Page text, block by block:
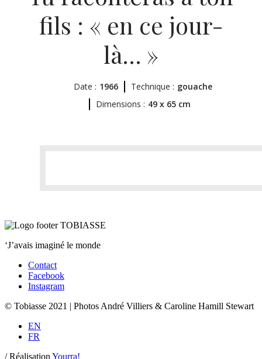
fils : « en ce jour-
là… »
Date : 1966 Technique : gouache
Dimensions : 49 x 65 cm
‘J’avais imaginé le monde
Contact
Facebook
Instagram
© Tobiasse 2021 | Photos André Villiers & Caroline Hamill Stewart
EN
FR
/Réalisation Yourra!